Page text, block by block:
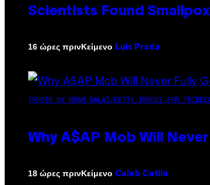
Scientists Found
16 ώρες πρινΚείμενο Luis Prada
(PHOTO BY NOAM GALAI/GETTY IMAGES FOR
Why A$AP Mob Will
18 ώρες πρινΚείμενο Caleb Catlin